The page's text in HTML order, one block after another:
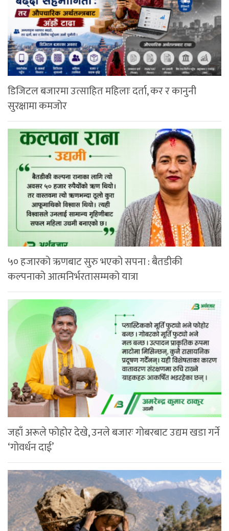
डिजिटल बजारमा उत्साहित महिलाः दर्ता, कर र कानुनी
सुरक्षामा कमजोर
५० हजारको ऋणबाट सुरु भएको सपना : बैतडीकी
कल्पनाको आत्मनिर्भरतासम्मको यात्रा
जहाँ अरूले फोहोर देखे, उनले बजारः गोबरबाट उद्यम खडा गर्ने
‘गोवर्धन दाई’